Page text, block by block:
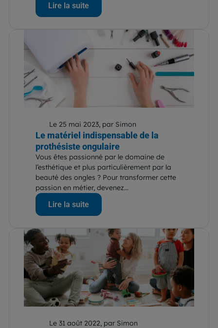
Lire la suite
Le 25 mai 2023, par Simon
Le matériel indispensable de la
prothésiste ongulaire
Vous êtes passionné par le domaine de
l’esthétique et plus particulièrement par la
beauté des ongles ? Pour transformer cette
passion en métier, devenez...
Lire la suite
Le 31 août 2022, par Simon